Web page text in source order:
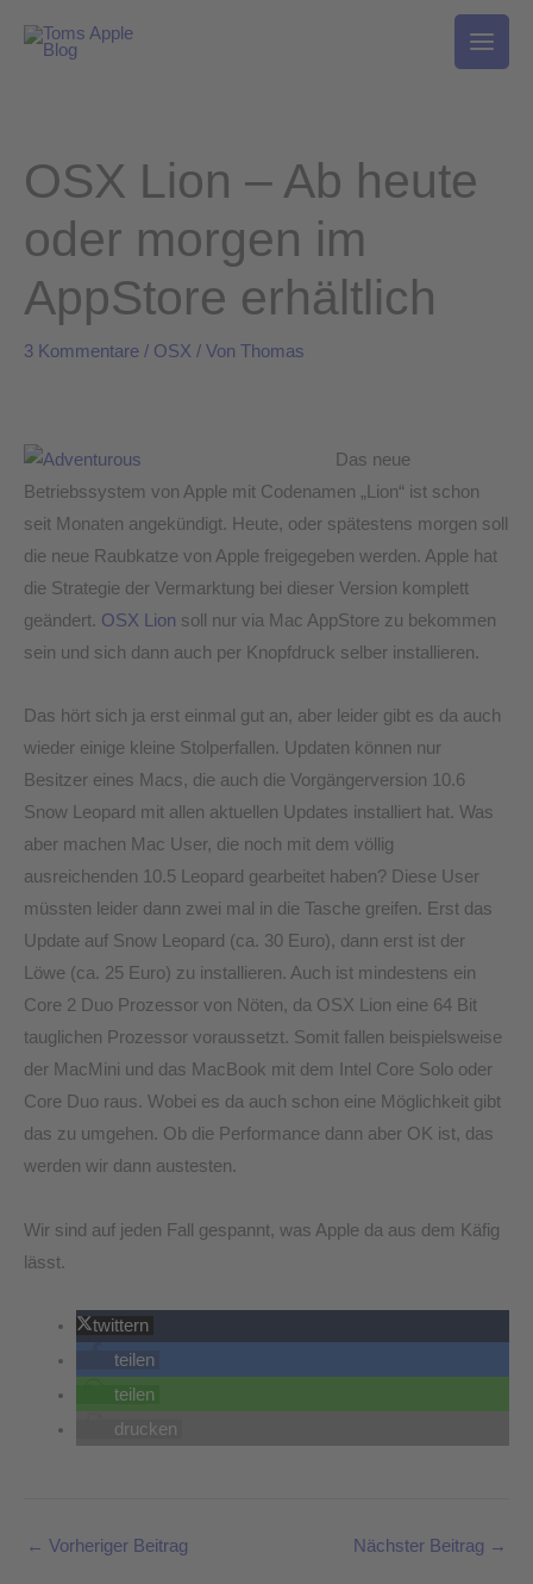
Inhalt
OSX Lion – Ab heute
oder morgen im
AppStore erhältlich
3 Kommentare / OSX / Von Thomas
Das neue
Betriebssystem von Apple mit Codenamen „Lion“ ist schon
seit Monaten angekündigt. Heute, oder spätestens morgen soll
die neue Raubkatze von Apple freigegeben werden. Apple hat
die Strategie der Vermarktung bei dieser Version komplett
geändert. OSX Lion soll nur via Mac AppStore zu bekommen
sein und sich dann auch per Knopfdruck selber installieren.
Das hört sich ja erst einmal gut an, aber leider gibt es da auch
wieder einige kleine Stolperfallen. Updaten können nur
Besitzer eines Macs, die auch die Vorgängerversion 10.6
Snow Leopard mit allen aktuellen Updates installiert hat. Was
aber machen Mac User, die noch mit dem völlig
ausreichenden 10.5 Leopard gearbeitet haben? Diese User
müssten leider dann zwei mal in die Tasche greifen. Erst das
Update auf Snow Leopard (ca. 30 Euro), dann erst ist der
Löwe (ca. 25 Euro) zu installieren. Auch ist mindestens ein
Core 2 Duo Prozessor von Nöten, da OSX Lion eine 64 Bit
tauglichen Prozessor voraussetzt. Somit fallen beispielsweise
der MacMini und das MacBook mit dem Intel Core Solo oder
Core Duo raus. Wobei es da auch schon eine Möglichkeit gibt
das zu umgehen. Ob die Performance dann aber OK ist, das
werden wir dann austesten.
Wir sind auf jeden Fall gespannt, was Apple da aus dem Käfig
lässt.
twittern
teilen
teilen
drucken
← Vorheriger Beitrag Nächster Beitrag →